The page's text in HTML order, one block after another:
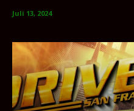
Juli 13, 2024